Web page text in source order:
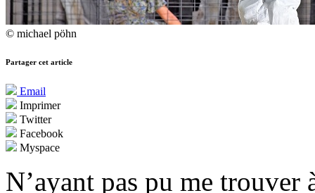
© michael pöhn
Partager cet article
Email
Imprimer
Twitter
Facebook
Myspace
N’ayant pas pu me trouver